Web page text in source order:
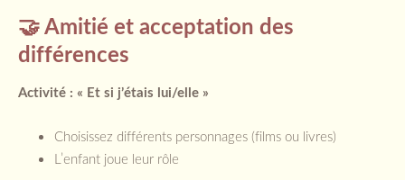
🤝 Amitié et acceptation des
différences
Activité : « Et si j’étais lui/elle »
Choisissez différents personnages (films ou livres)
L’enfant joue leur rôle